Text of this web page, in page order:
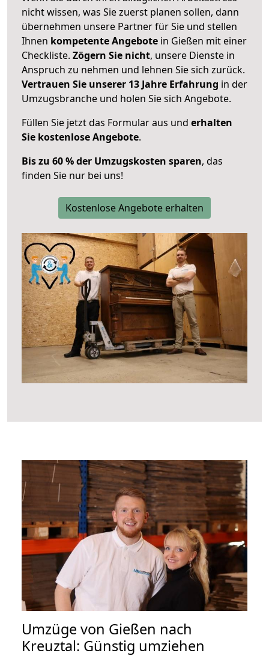
nicht wissen, was Sie zuerst planen sollen, dann
übernehmen unsere Partner für Sie und stellen
Ihnen kompetente Angebote in Gießen mit einer
Checkliste. Zögern Sie nicht, unsere Dienste in
Anspruch zu nehmen und lehnen Sie sich zurück.
Vertrauen Sie unserer 13 Jahre Erfahrung in der
Umzugsbranche und holen Sie sich Angebote.
Füllen Sie jetzt das Formular aus und erhalten
Sie kostenlose Angebote.
Bis zu 60 % der Umzugskosten sparen, das
finden Sie nur bei uns!
Kostenlose Angebote erhalten
Umzüge von Gießen nach
Kreuztal: Günstig umziehen